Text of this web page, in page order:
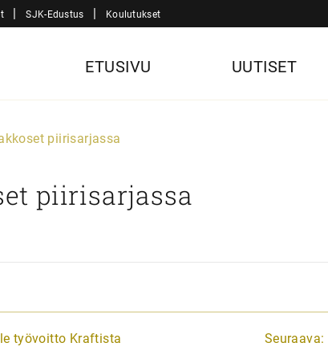
| SJK-Edustus | Koulutukset
ETUSIVU UUTISET
piirisarjassa
piirisarjassa
työvoitto Kraftista Seuraava: